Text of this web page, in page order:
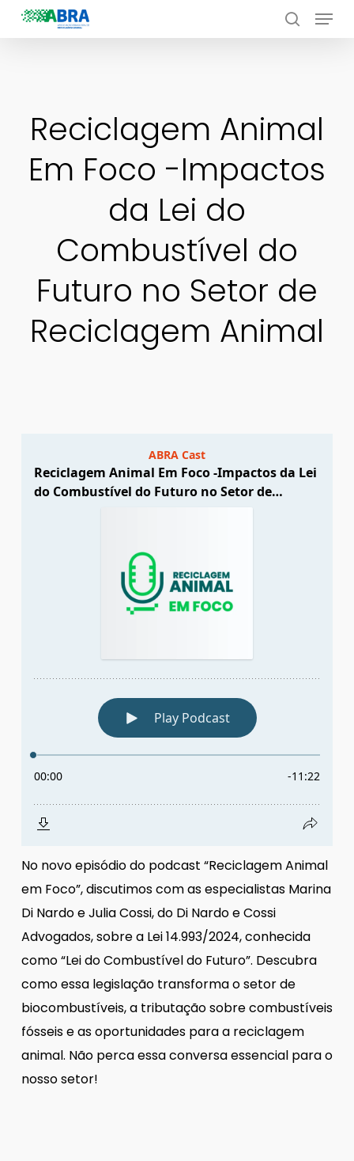
Skip
search
Menu
Reciclagem Animal
Em Foco -Impactos
da Lei do
Combustível do
Futuro no Setor de
Reciclagem Animal
No novo episódio do podcast “Reciclagem Animal
em Foco”, discutimos com as especialistas Marina
Di Nardo e Julia Cossi, do Di Nardo e Cossi
Advogados, sobre a Lei 14.993/2024, conhecida
como “Lei do Combustível do Futuro”. Descubra
como essa legislação transforma o setor de
biocombustíveis, a tributação sobre combustíveis
fósseis e as oportunidades para a reciclagem
animal. Não perca essa conversa essencial para o
nosso setor!